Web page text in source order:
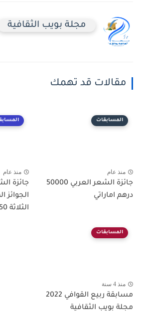
مجلة بويب الثقافية
مقالات قد تهمك
المسابقات
منذ عام
جائزة الشعر العربي 50000
درهم اماراتي
منذ عام
جائزة
الجوائز
الثلاثة 150...
المسابقات
منذ 4 سنة
مسابقة ربيع القوافي 2022
مجلة بويب الثقافية